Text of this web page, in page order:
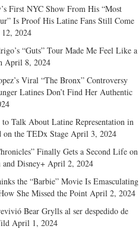
First NYC Show From His “Most
Is Proof His Latine Fans Still Come
2024
“Guts” Tour Made Me Feel Like a
April 8, 2024
Viral “The Bronx” Controversy
Latines Don’t Find Her Authentic
Talk About Latine Representation in
the TEDx Stage April 3, 2024
Finally Gets a Second Life on
Disney+ April 2, 2024
the “Barbie” Movie Is Emasculating
She Missed the Point April 2, 2024
Bear Grylls al ser despedido de
April 1, 2024